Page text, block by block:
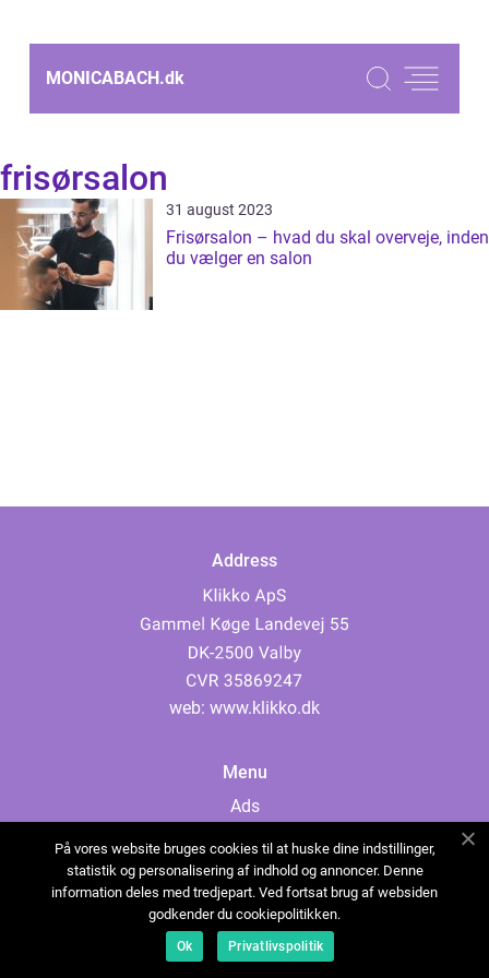
MONICABACH.dk
frisørsalon
31 august 2023
Frisørsalon – hvad du skal overveje, inden
du vælger en salon
Address
web: www.klikko.dk
Menu
Ads
Cookies
Contact
Sitemap
På vores website bruges cookies til at huske dine indstillinger,
statistik og personalisering af indhold og annoncer. Denne
information deles med tredjepart. Ved fortsat brug af websiden
godkender du cookiepolitikken.
Ok Privatlivspolitik